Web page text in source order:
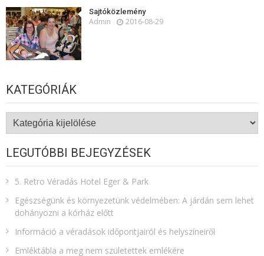
Sajtóközlemény
Admin 2016-08-29
KATEGÓRIÁK
Kategóriák
LEGUTÓBBI BEJEGYZÉSEK
5. Retro Véradás Hotel Eger & Park
Egészségünk és környezetünk védelmében: A járdán sem lehet
dohányozni a kórház előtt
Információ a véradások időpontjairól és helyszíneiről
Emléktábla a meg nem születettek emlékére​